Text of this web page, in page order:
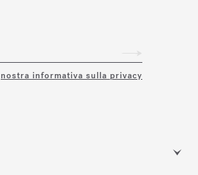
nostra informativa sulla privacy